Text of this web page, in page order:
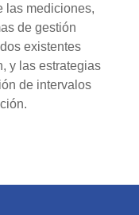
las mediciones,
de gestión
existentes
y las estrategias
de intervalos